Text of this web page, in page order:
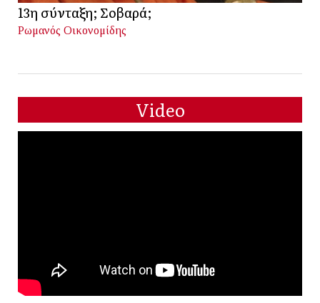
13η σύνταξη; Σοβαρά;
Ρωμανός Οικονομίδης
Video